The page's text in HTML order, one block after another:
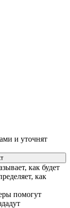
и уточнят
как будет
как
помогут